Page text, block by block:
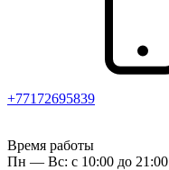
+77172695839
Время работы
Пн — Вс: с 10:00 до 21:00